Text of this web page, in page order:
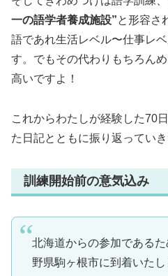
一の語学者養成施設”と形容さ
語であれ生活レベル〜仕事レ
す。でもその代わりもちろん
高いですよ！
これからわたしが経験した70
た日記とともに振り返ってい
訓練開始前の意気込み
北海道からの参加である
野県駒ヶ根市に到着いたし